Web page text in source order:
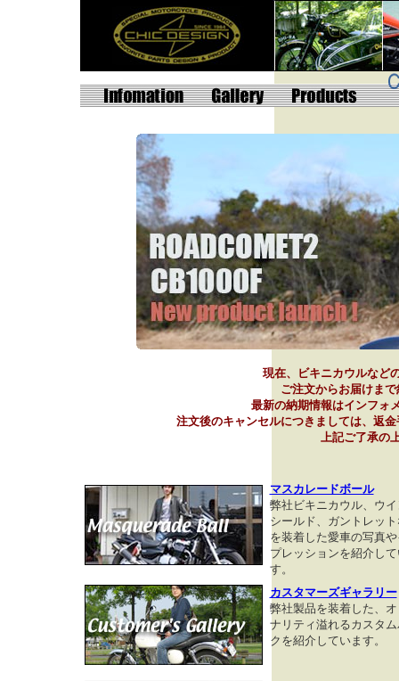
現在、ビキニカウルなど
ご注文からお届けまで
最新の納期情報はインフォ
注文後のキャンセルにつきましては、返
上記ご了承の
マスカレードボール
弊社ビキニカウル、ウ
シールド、ガントレッ
を装着した愛車の写真
プレッションを紹介し
す。
カスタマーズギャラリー
弊社製品を装着した、
ナリティ溢れるカスタ
クを紹介しています。